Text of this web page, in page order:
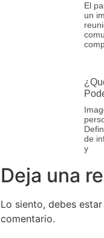
El
un
de
y
Deja una
Lo siento, debes estar
comentario.